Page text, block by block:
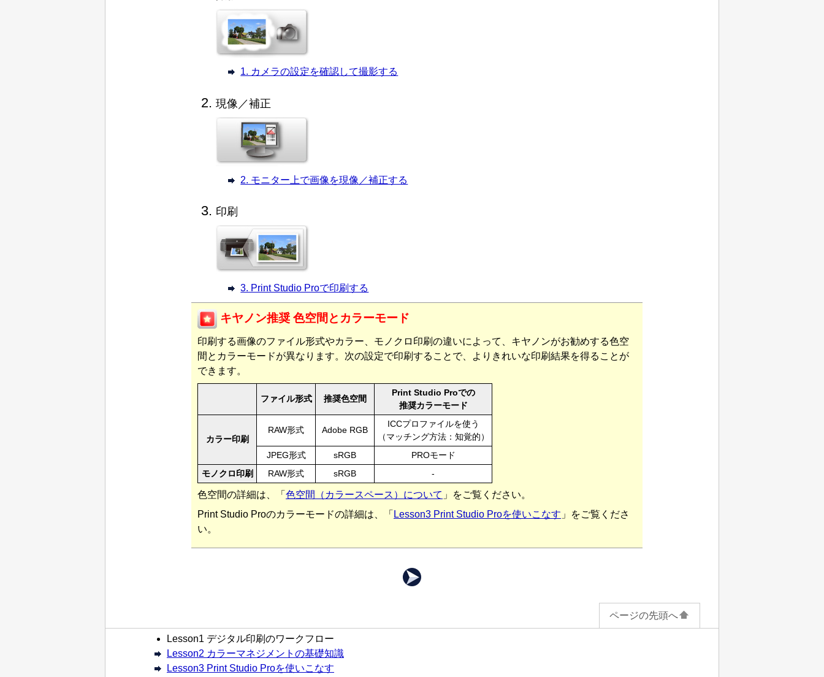
1. カメラの設定を確認して撮影する
現像／補正
2. モニター上で画像を現像／補正する
印刷
3. Print Studio Proで印刷する
キヤノン推奨 色空間とカラーモード
印刷する画像のファイル形式やカラー、モノクロ印刷の違いによって、 キヤノンがお勧めする色空
間とカラーモードが異なります。 次の設定で印刷することで、よりきれいな印刷結果を得ることが
できます。
ファイル形式 推奨色空間
Print Studio Proでの
推奨カラーモード
カラー印刷
RAW形式 Adobe RGB
ICCプロファイルを使う
（マッチング方法： 知覚的）
JPEG形式 sRGB
PROモード
モノクロ印刷
RAW形式 sRGB -
色空間の詳細は、「 色空間（カラースペース）について 」をご覧ください。
Print Studio Proのカラーモードの詳細は、「 Lesson3 Print Studio Proを使いこなす 」をご覧くださ
い。
ページの先頭へ
Lesson1 デジタル印刷のワークフロー
Lesson2 カラーマネジメントの基礎知識
Lesson3 Print Studio Proを使いこなす